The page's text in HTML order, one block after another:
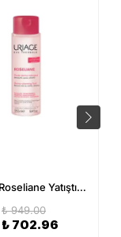
Uriage Roseliane Yatıştırıcı ve Kızarıklık Giderici Temizleyici 250 ml
₺ 949.00
₺ 702.96